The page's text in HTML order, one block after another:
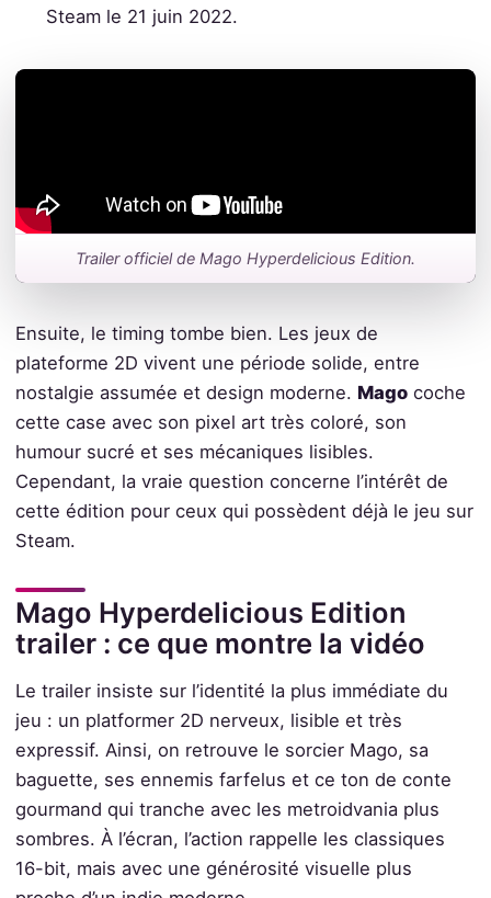
Steam le 21 juin 2022.
Trailer officiel de Mago Hyperdelicious Edition.
Ensuite, le timing tombe bien. Les jeux de
plateforme 2D vivent une période solide, entre
nostalgie assumée et design moderne. Magocoche
cette case avec son pixel art très coloré, son
humour sucré et ses mécaniques lisibles.
Cependant, la vraie question concerne l’intérêt de
cette édition pour ceux qui possèdent déjà le jeu sur
Steam.
Mago Hyperdelicious Edition
trailer : ce que montre la vidéo
Le trailer insiste sur l’identité la plus immédiate du
jeu : un platformer 2D nerveux, lisible et très
expressif. Ainsi, on retrouve le sorcier Mago, sa
baguette, ses ennemis farfelus et ce ton de conte
gourmand qui tranche avec les metroidvania plus
sombres. À l’écran, l’action rappelle les classiques
16-bit, mais avec une générosité visuelle plus